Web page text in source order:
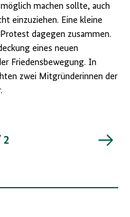
machen sollte, auch
einzuziehen. Eine kleine
dagegen zusammen.
eines neuen
Friedensbewegung. In
zwei Mitgründerinnen der
2